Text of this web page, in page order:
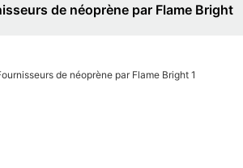
de néoprène par Flame Bright